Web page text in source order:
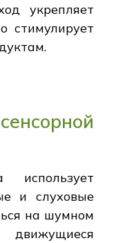
укрепляет
стимулирует
использует
и слуховые
на шумном